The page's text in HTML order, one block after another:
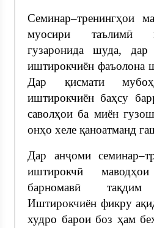
Семинар–тренингҳои
муосири таълимӣ
гузаронида шуда,
иштирокчиён фаъолона
Дар қисмати
иштирокчиён баҳсу
саволҳои ба миён
онҳо хеле қаноатманд
Дар анҷоми
иштирокчӣ
барномавӣ
Иштирокчиён фикру
худро барои боз ҳам